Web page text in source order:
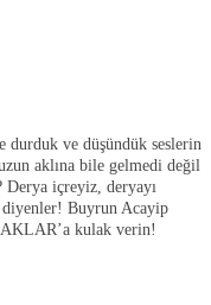
durduk ve düşündük seslerin
aklına bile gelmedi değil
Derya içreyiz, deryayı
Buyrun Acayip
kulak verin!